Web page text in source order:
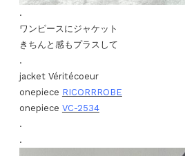
.
ワンピースにジャケット
きちんと感もプラスして
.
jacket Véritécoeur
onepiece RICORRROBE
onepiece VC-2534
.
.